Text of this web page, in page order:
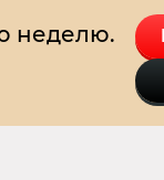
неделю.